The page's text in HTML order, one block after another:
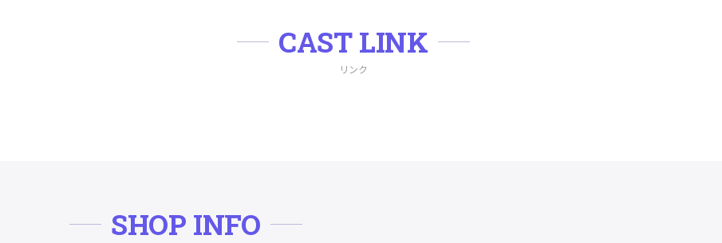
CAST LINK
リンク
SHOP INFO